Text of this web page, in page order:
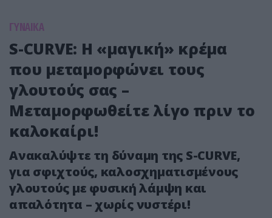
ΓΥΝΑΙΚΑ
S-CURVE: Η «μαγική» κρέμα
που μεταμορφώνει τους
γλουτούς σας –
Μεταμορφωθείτε λίγο πριν το
καλοκαίρι!
Ανακαλύψτε τη δύναμη της S-CURVE,
για σφιχτούς, καλοσχηματισμένους
γλουτούς με φυσική λάμψη και
απαλότητα – χωρίς νυστέρι!